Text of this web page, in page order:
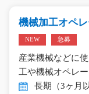
機械加工オペ
NEW 急募
産業機械などに
工や機械オペレ
長期（3ヶ月